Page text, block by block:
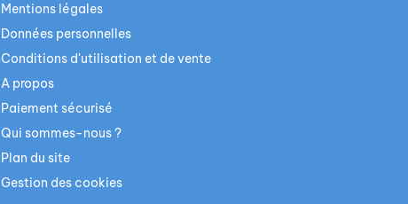
Mentions légales
Données personnelles
Conditions d'utilisation et de vente
A propos
Paiement sécurisé
Qui sommes-nous ?
Plan du site
Gestion des cookies